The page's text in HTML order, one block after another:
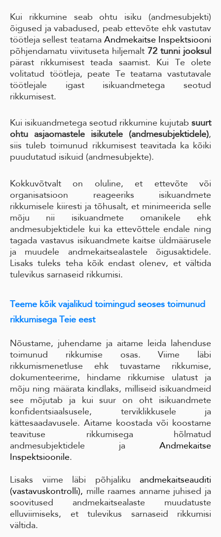
Kui rikkumine seab ohtu isiku (andmesubjekti)
õigused ja vabadused, peab ettevõte ehk vastutav
töötleja sellest teatama Andmekaitse Inspektsiooni
põhjendamatu viivituseta hiljemalt 72 tunni jooksul
pärast rikkumisest teada saamist. Kui Te olete
volitatud töötleja, peate Te teatama vastutavale
töötlejale igast isikuandmetega seotud
rikkumisest.
Kui isikuandmetega seotud rikkumine kujutab suurt
ohtu asjaomastele isikutele (andmesubjektidele),
siis tuleb toimunud rikkumisest teavitada ka kõiki
puudutatud isikuid (andmesubjekte).
Kokkuvõtvalt on oluline, et ettevõte või
organisatsioon reageeriks isikuandmete
rikkumisele kiiresti ja tõhusalt, et minimeerida selle
mõju nii isikuandmete omanikele ehk
andmesubjektidele kui ka ettevõttele endale ning
tagada vastavus isikuandmete kaitse üldmäärusele
ja muudele andmekaitsealastele õigusaktidele.
Lisaks tuleks teha kõik endast olenev, et vältida
tulevikus sarnaseid rikkumisi.
Teeme kõik vajalikud toimingud seoses toimunud
rikkumisega Teie eest
Nõustame, juhendame ja aitame leida lahenduse
toimunud rikkumise osas. Viime läbi
rikkumismenetluse ehk tuvastame rikkumise,
dokumenteerime, hindame rikkumise ulatust ja
mõju ning määrata kindlaks, milliseid isikuandmeid
see mõjutab ja kui suur on oht isikuandmete
konfidentsiaalsusele, terviklikkusele ja
kättesaadavusele. Aitame koostada või koostame
teavituse rikkumisega hõlmatud
andmesubjektidele ja Andmekaitse
Inspektsioonile.
Lisaks viime läbi põhjaliku andmekaitseauditi
(vastavuskontrolli), mille raames anname juhised ja
soovitused andmekaitsealaste muudatuste
elluviimiseks, et tulevikus sarnaseid rikkumisi
vältida.